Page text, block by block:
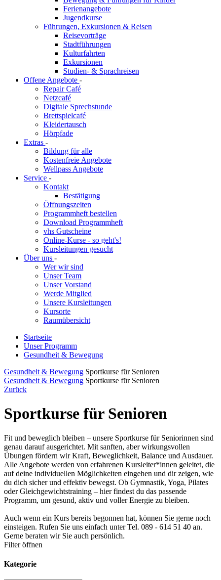
Ferienangebote
Jugendkurse
Führungen, Exkursionen & Reisen
Reisevorträge
Stadtführungen
Kulturfahrten
Exkursionen
Studien- & Sprachreisen
Offene Angebote -
Repair Café
Netzcafé
Digitale Sprechstunde
Brettspielcafé
Kleidertausch
Hörpfade
Extras -
Bildung für alle
Kostenfreie Angebote
Wellpass Angebote
Service -
Kontakt
Bestätigung
Öffnungszeiten
Programmheft bestellen
Download Programmheft
vhs Gutscheine
Online-Kurse - so geht's!
Kursleitungen gesucht
Über uns -
Wer wir sind
Unser Team
Unser Vorstand
Werde Mitglied
Unsere Kursleitungen
Kursorte
Raumübersicht
Startseite
Unser Programm
Gesundheit & Bewegung
Gesundheit & Bewegung Sportkurse für Senioren
Gesundheit & Bewegung Sportkurse für Senioren
Zurück
Sportkurse für Senioren
Fit und beweglich bleiben – unsere Sportkurse für Seniorinnen sind
genau darauf ausgerichtet. Mit sanften, aber wirkungsvollen
Übungen fördern wir Kraft, Beweglichkeit, Balance und Ausdauer.
Alle Angebote werden von erfahrenen Kursleiter*innen geleitet, die
auf deine individuellen Möglichkeiten eingehen und dir zeigen, wie
du dich sicher und effektiv bewegst. Ob Gymnastik, Yoga, Pilates
oder Gleichgewichtstraining – hier findest du das passende
Programm, um gesund, aktiv und voller Energie zu bleiben.
Auch wenn ein Kurs bereits begonnen hat, können Sie gerne noch
einsteigen. Rufen Sie uns einfach unter Tel. 089 - 614 51 40 an.
Gerne beraten wir Sie auch persönlich.
Filter öffnen
Kategorie